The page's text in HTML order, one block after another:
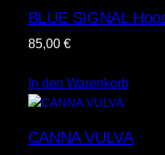
BLUE SIGNAL
85,00 €
In den Warenkorb
CANNA VULVA